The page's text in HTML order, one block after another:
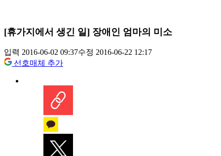
[휴가지에서 생긴 일] 장애인 엄마의 미소
입력 2016-06-02 09:37수정 2016-06-22 12:17
선호매체 추가